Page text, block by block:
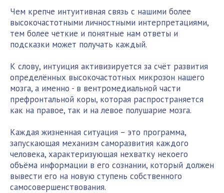
Чем крепче интуитивная связь с нашими более
высокочастотными личностными интерпретациями,
тем более четкие и понятные нам ответы и
подсказки может получать каждый.
К слову, интуиция активизируется за счёт развития
определённых высокочастотных микрозон нашего
мозга, а именно - в вентромедиальной части
префронтальной коры, которая распространяется
как на правое, так и на левое полушарие мозга.
Каждая жизненная ситуация – это программа,
запускающая механизм саморазвития каждого
человека, характеризующая нехватку некоего
объёма информации в его сознании, который должен
вывести его на новую ступень собственного
самосовершенствования.